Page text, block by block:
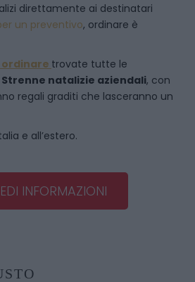
direttamente ai destinatari
un preventivo, ordinare è
ordinare trovate tutte le
Strenne natalizie aziendali, con
regali graditi che lasceranno un
e all’estero.
INFORMAZIONI